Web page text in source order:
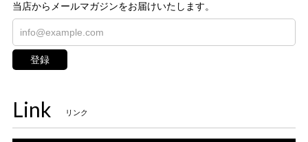
当店からメールマガジンをお届けいたします。
登録
Link リンク